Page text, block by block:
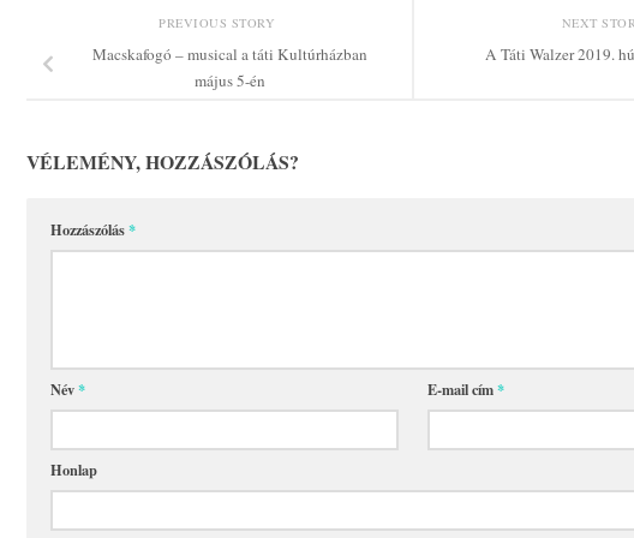
NEXT
A Táti Walzer 2019.
PREVIOUS STORY
Macskafogó – musical a táti Kultúrházban
május 5-én
VÉLEMÉNY, HOZZÁSZÓLÁS?
Hozzászólás*
Név* E-mail cím*
Honlap